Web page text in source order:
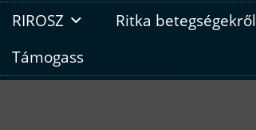
RIROSZ Ritka betegségekről
Támogass